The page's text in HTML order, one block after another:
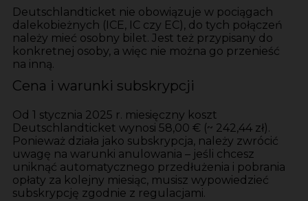
Deutschlandticket nie obowiązuje w pociągach
dalekobieżnych (ICE, IC czy EC), do tych połączeń
należy mieć osobny bilet. Jest też przypisany do
konkretnej osoby, a więc nie można go przenieść
na inną.
Cena i warunki subskrypcji
Od 1 stycznia 2025 r. miesięczny koszt
Deutschlandticket wynosi 58,00 € (~ 242,44 zł).
Ponieważ działa jako subskrypcja, należy zwrócić
uwagę na warunki anulowania – jeśli chcesz
uniknąć automatycznego przedłużenia i pobrania
opłaty za kolejny miesiąc, musisz wypowiedzieć
subskrypcję zgodnie z regulacjami.